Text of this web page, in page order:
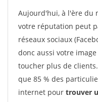
Aujourd'hui, à l'ère du
votre réputation peut
réseaux sociaux
donc aussi votre
toucher plus de
que 85 % des
internet pour trouver